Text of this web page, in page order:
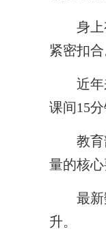
身上有
紧密扣合
近年来
课间15
教育部
量的核心
最新数
升。